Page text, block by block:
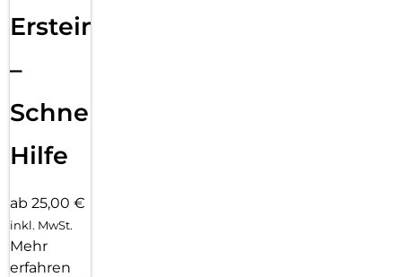
Ersteinrichtung
–
Schnelle
Hilfe
ab 25,00 €
inkl. MwSt.
Mehr
erfahren